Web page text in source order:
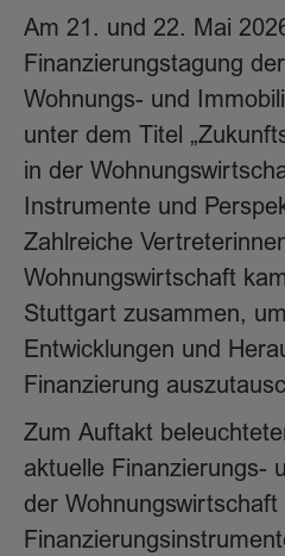
Am 21. und 22. Mai
Finanzierungstagung
Wohnungs- und
unter dem Titel
in der
Instrumente und
Zahlreiche
Wohnungswirtschaft
Stuttgart zusammen,
Entwicklungen und
Finanzierung
Zum Auftakt
aktuelle Finanzierungs-
der